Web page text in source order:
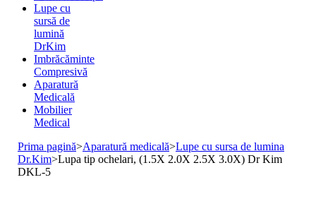
Lupe cu
sursă de
lumină
DrKim
Imbrăcăminte
Compresivă
Aparatură
Medicală
Mobilier
Medical
Prima pagină>Aparatură medicală>Lupe cu sursa de lumina
Dr.Kim>Lupa tip ochelari, (1.5X 2.0X 2.5X 3.0X) Dr Kim
DKL-5